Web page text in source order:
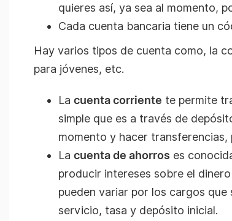
quieres así, ya sea al momento,
Cada cuenta bancaria tiene un
Hay varios tipos de cuenta como, la
para jóvenes, etc.
La cuenta corriente te permite
simple que es a través de
momento y hacer transferencias,
La cuenta de ahorros es
producir intereses sobre el
pueden variar por los cargos que
servicio, tasa y depósito inicial.